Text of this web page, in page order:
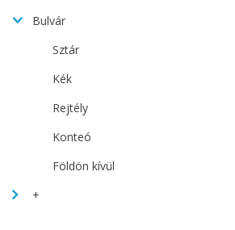
Bulvár
Sztár
Kék
Rejtély
Konteó
Földön kívül
+